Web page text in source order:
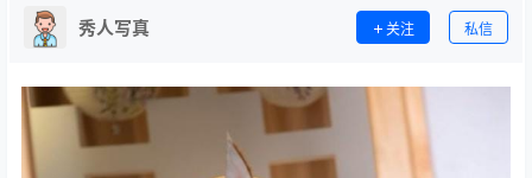
秀人写真 关注 私信